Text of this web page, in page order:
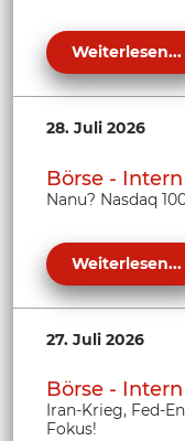
Weiterlesen...
28. Juli 2026
Börse - Intern
Nanu? Nasdaq
Weiterlesen...
27. Juli 2026
Börse - Intern
Iran-Krieg, Fed-
Fokus!